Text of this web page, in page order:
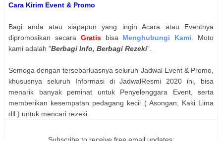
Cara Kirim Event & Promo
Bagi anda atau siapapun yang ingin Acara atau Eventnya
dipromosikan secara Gratisbisa Menghubungi Kami . Moto
kami adalah "Berbagi Info, Berbagi Rezeki".
Semoga dengan tersebarluasnya seluruh Jadwal Event & Promo,
khususnya seluruh Informasi di JadwalResmi 2020 ini, bisa
menarik banyak peminat untuk Penyelenggara Event, serta
memberikan kesempatan pedagang kecil ( Asongan, Kaki Lima
dll ) untuk mencari rezeki.